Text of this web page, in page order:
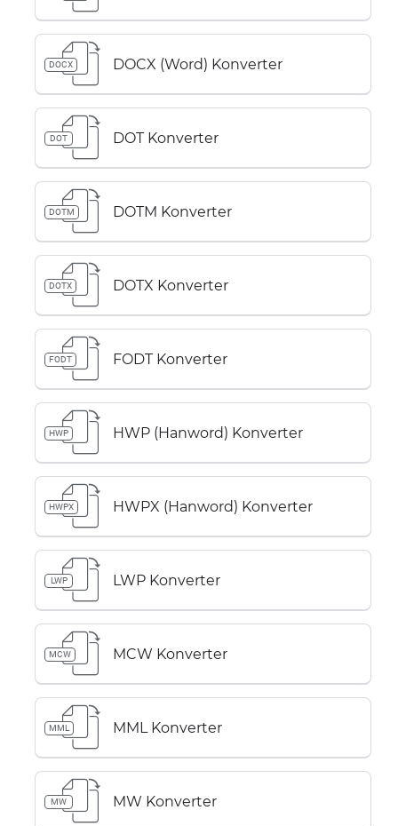
DOCX DOCX (Word) Konverter
DOT DOT Konverter
DOTM DOTM Konverter
DOTX DOTX Konverter
FODT FODT Konverter
HWP HWP (Hanword) Konverter
HWPX HWPX (Hanword) Konverter
LWP LWP Konverter
MCW MCW Konverter
MML MML Konverter
MW MW Konverter